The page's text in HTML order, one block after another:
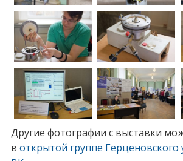
Другие фотографии с выставки
в открытой группе Герценовского